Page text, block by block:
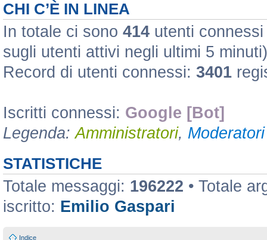
CHI C’È IN LINEA
In totale ci sono 414 utenti
sugli utenti attivi negli ultimi 5 minuti)
Record di utenti connessi: 3401
Iscritti connessi: Google [Bot]
Legenda:Amministratori,
STATISTICHE
Totale messaggi: 196222 • Totale
iscritto: Emilio Gaspari
Indice